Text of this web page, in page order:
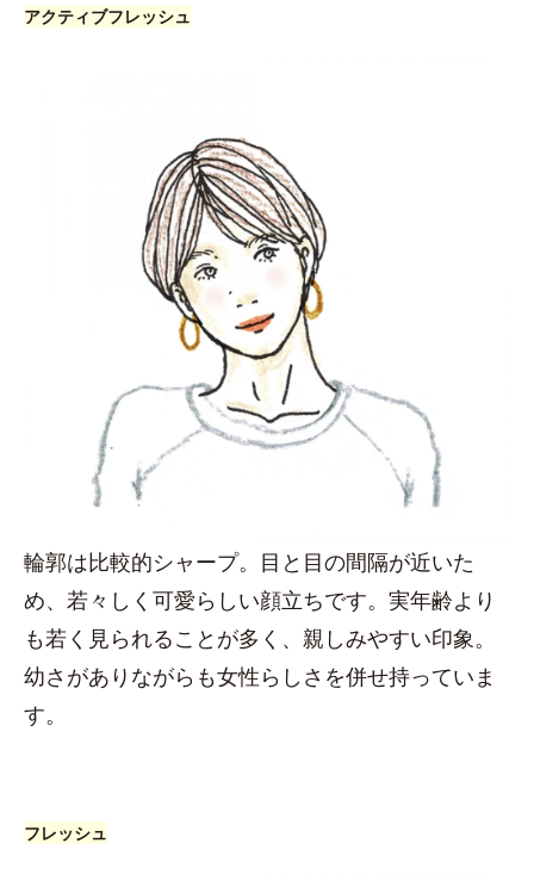
アクティブフレッシュ
輪郭は比較的シャープ。目と目の間隔が近いた
め、若々しく可愛らしい顔立ちです。実年齢より
も若く見られることが多く、親しみやすい印象。
幼さがありながらも女性らしさを併せ持っていま
す。
フレッシュ